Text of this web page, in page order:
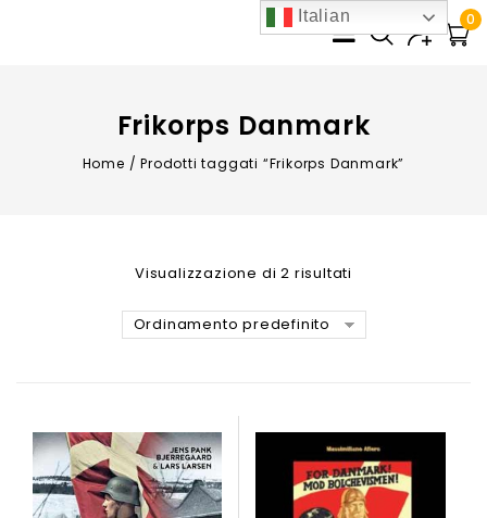
0
Frikorps Danmark
Home /Prodotti taggati “Frikorps Danmark”
Visualizzazione di 2 risultati
Ordinamento predefinito
Italian